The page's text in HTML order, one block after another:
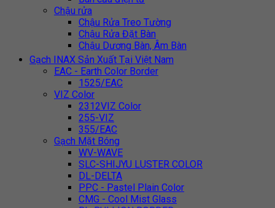
Chậu rửa
Chậu Rửa Treo Tường
Chậu Rửa Đặt Bàn
Chậu Dương Bàn, Âm Bàn
Gạch INAX Sản Xuất Tại Việt Nam
EAC - Earth Color Border
1525/EAC
VIZ Color
2312VIZ Color
255-VIZ
355/EAC
Gạch Mặt Bóng
WV-WAVE
SLC-SHIJYU LUSTER COLOR
DL-DELTA
PPC - Pastel Plain Color
CMG - Cool Mist Glass